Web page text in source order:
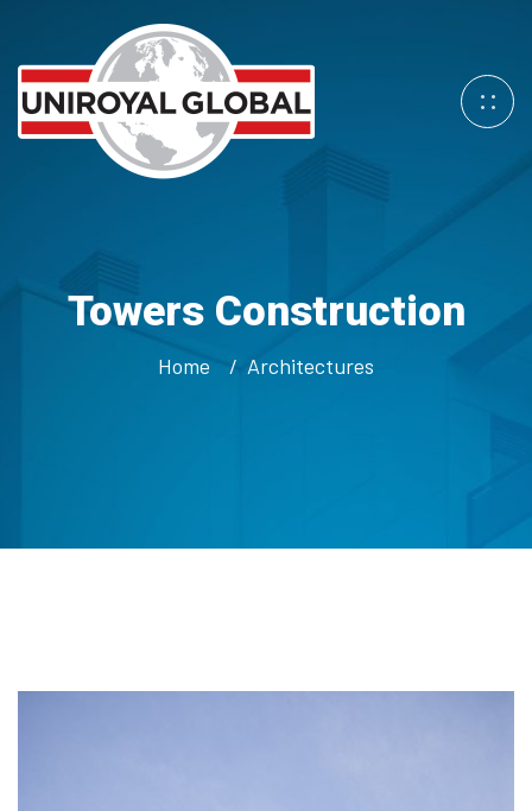
Towers Construction
Home Architectures